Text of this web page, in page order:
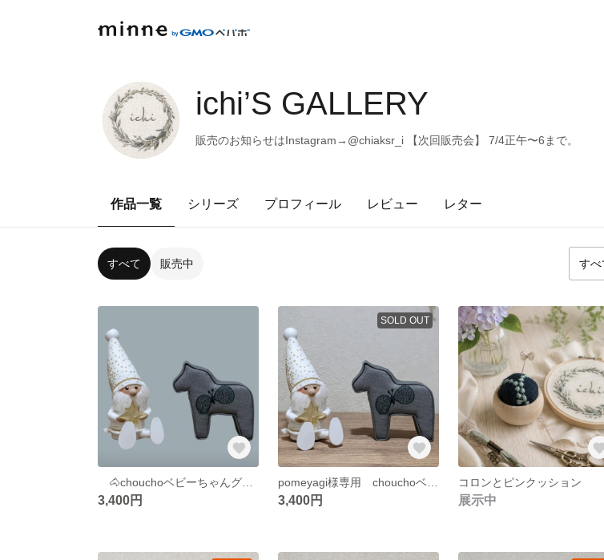
ichi’S GALLERY
販売のお知らせはInstagram→@chiaksr_i 【次回販売会】 7/4正午〜6まで。
作品一覧 シリーズ プロフィール レビュー レター
すべて 販売中
3,400円
SOLD OUT
pomeyagi様専用 chouchoベビーちゃんグレーC
3,400円
コロンとピンクッション
展示中